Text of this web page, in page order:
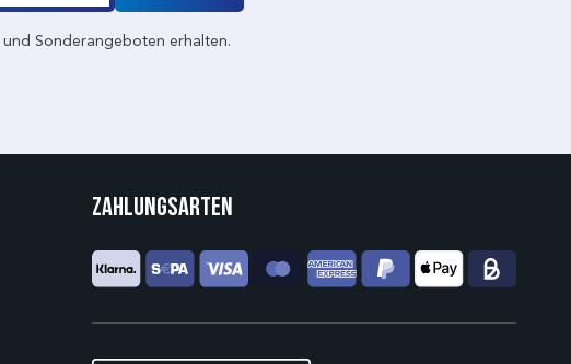
Sonderangeboten erhalten.
Zahlungsarten